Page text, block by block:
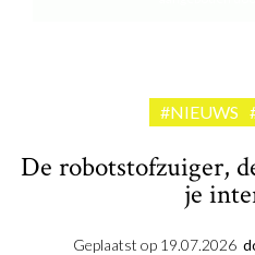
#NIEUWS
De robotstofzuiger,
je
Geplaatst op 19.07.2026